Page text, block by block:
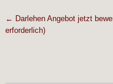
← Darlehen Angebot jetzt
erforderlich)